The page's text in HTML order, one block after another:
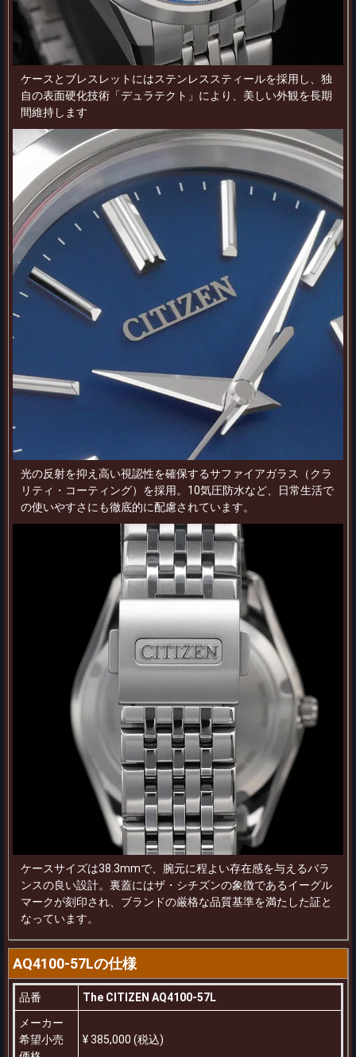
ケースとブレスレットにはステンレススティールを採用し、独
自の表面硬化技術「デュラテクト」により、美しい外観を長期
間維持します
光の反射を抑え高い視認性を確保するサファイアガラス（クラ
リティ・コーティング）を採用。10気圧防水など、日常生活で
の使いやすさにも徹底的に配慮されています。
ケースサイズは38.3mmで、腕元に程よい存在感を与えるバラ
ンスの良い設計。裏蓋にはザ・シチズンの象徴であるイーグル
マークが刻印され、ブランドの厳格な品質基準を満たした証と
なっています。
AQ4100-57Lの仕様
品番
The CITIZEN AQ4100-57L
メーカー
希望小売
¥ 385,000 (税込)